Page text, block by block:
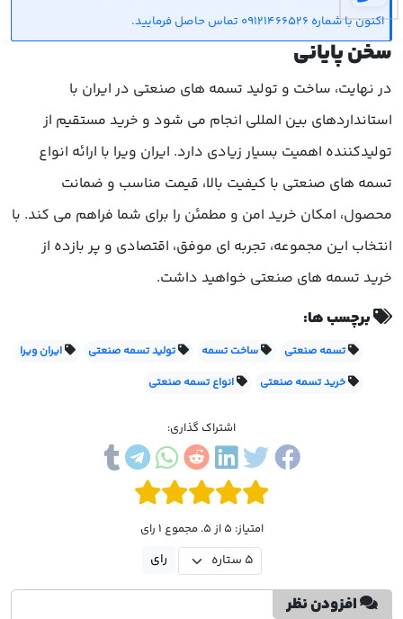
اکنون با شماره 09121466526 تماس حاصل فرمایید.
سخن پایانی
در نهایت، ساخت و تولید تسمه های صنعتی در ایران با
استانداردهای بین المللی انجام می شود و خرید مستقیم از
تولیدکننده اهمیت بسیار زیادی دارد. ایران ویرا با ارائه انواع
تسمه های صنعتی با کیفیت بالا، قیمت مناسب و ضمانت
محصول، امکان خرید امن و مطمئن را برای شما فراهم می کند. با
انتخاب این مجموعه، تجربه ای موفق، اقتصادی و پر بازده از
خرید تسمه های صنعتی خواهید داشت.
برچسب ها:
تسمه صنعتی ساخت تسمه تولید تسمه صنعتی
ایران ویرا
خرید تسمه صنعتی
انواع تسمه صنعتی
اشتراک گذاری:
امتیاز: 5 از 5. مجموع 1 رای
افزودن نظر